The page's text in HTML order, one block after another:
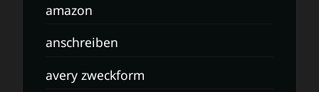
amazon
anschreiben
avery zweckform